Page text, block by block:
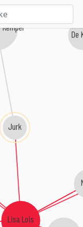
Lisa Lois
Jurk
De